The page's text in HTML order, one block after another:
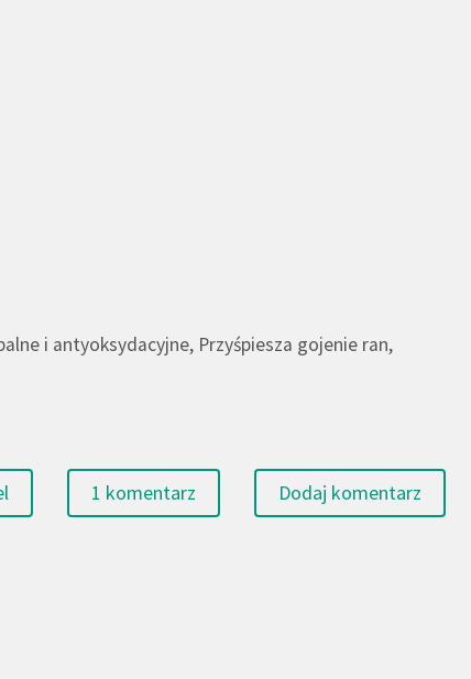
i antyoksydacyjne, Przyśpiesza gojenie ran,
1 komentarz Dodaj komentarz